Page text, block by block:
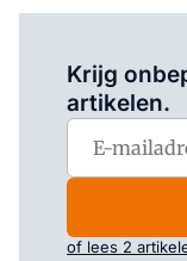
Krijg
artikelen.
of lees 2